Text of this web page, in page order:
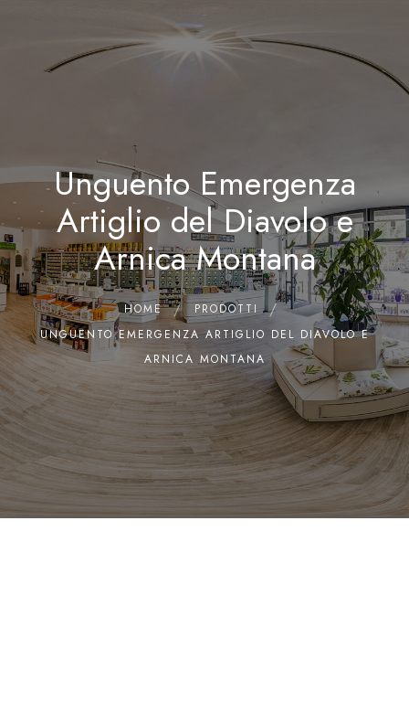
Shop
Olii Essenziali
Contatti
0
Unguento Emergenza
Artiglio del Diavolo e
Arnica Montana
HOME
PRODOTTI
UNGUENTO EMERGENZA ARTIGLIO DEL DIAVOLO E
ARNICA MONTANA